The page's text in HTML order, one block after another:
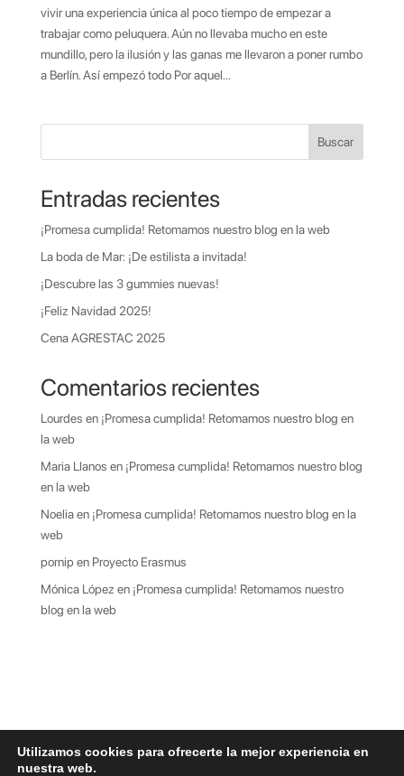
vivir una experiencia única al poco tiempo de empezar a
trabajar como peluquera. Aún no llevaba mucho en este
mundillo, pero la ilusión y las ganas me llevaron a poner rumbo
a Berlín. Así empezó todo Por aquel...
Buscar
Entradas recientes
¡Promesa cumplida! Retomamos nuestro blog en la web
La boda de Mar: ¡De estilista a invitada!
¡Descubre las 3 gummies nuevas!
¡Feliz Navidad 2025!
Cena AGRESTAC 2025
Comentarios recientes
Lourdes en ¡Promesa cumplida! Retomamos nuestro blog en
la web
Maria Llanos en ¡Promesa cumplida! Retomamos nuestro blog
en la web
Noeliaen ¡Promesa cumplida! Retomamos nuestro blog en la
web
pornipen Proyecto Erasmus
Mónica López en ¡Promesa cumplida! Retomamos nuestro
blog en la web
Utilizamos cookies para ofrecerte la mejor experiencia en
nuestra web.